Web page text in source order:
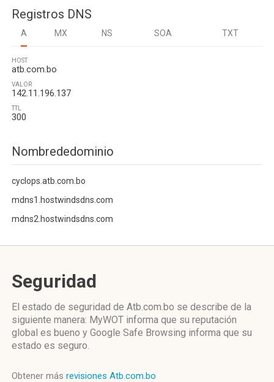
Registros DNS
A MX NS SOA TXT
HOST
atb.com.bo
VALOR
142.11.196.137
TTL
300
Nombrededominio
cyclops.atb.com.bo
mdns1.hostwindsdns.com
mdns2.hostwindsdns.com
Seguridad
El estado de seguridad de Atb.com.bo se describe de la
siguiente manera: MyWOT informa que su reputación
global es bueno y Google Safe Browsing informa que su
estado es seguro.
Obtener más revisiones Atb.com.bo